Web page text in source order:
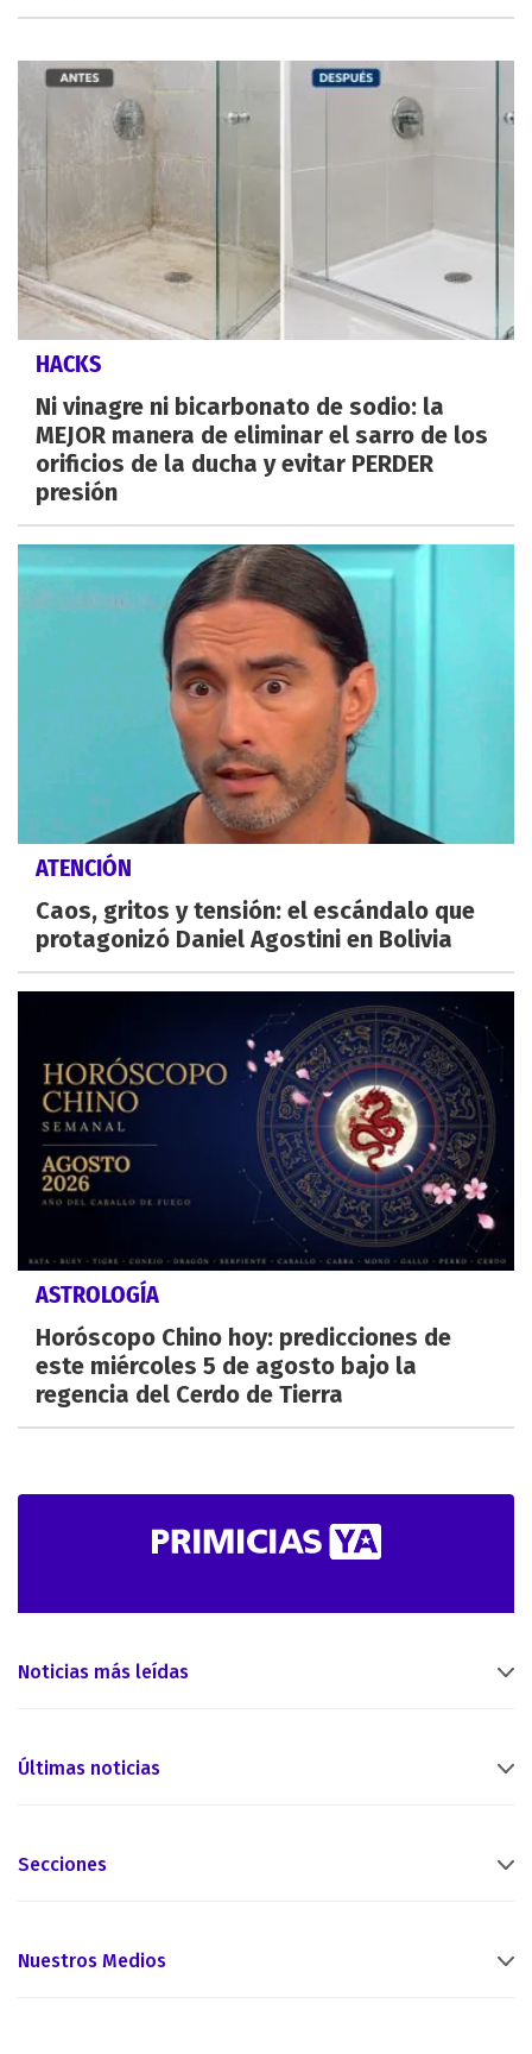
HACKS
Ni vinagre ni bicarbonato de sodio: la
MEJOR manera de eliminar el sarro de los
orificios de la ducha y evitar PERDER
presión
ATENCIÓN
Caos, gritos y tensión: el escándalo que
protagonizó Daniel Agostini en Bolivia
ASTROLOGÍA
Horóscopo Chino hoy: predicciones de
este miércoles 5 de agosto bajo la
regencia del Cerdo de Tierra
Noticias más leídas
Últimas noticias
Secciones
Nuestros Medios